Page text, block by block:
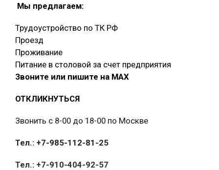
Мы предлагаем:
Трудоустройство по ТК РФ
Проезд
Проживание
Питание в столовой за счет предприятия
Звоните или пишите на МАХ
ОТКЛИКНУТЬСЯ
Звонить с 8-00 до 18-00 по Москве
Тел.: +7-985-112-81-25
Тел.: +7-910-404-92-57